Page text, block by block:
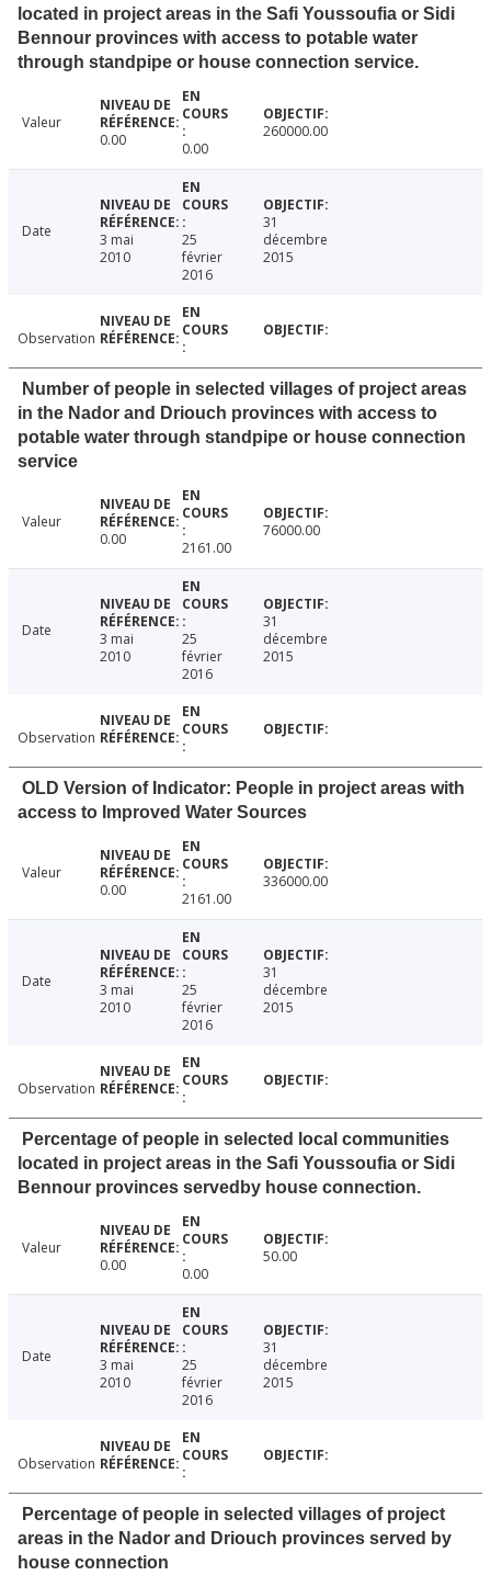
located in project areas in the Safi Youssoufia or Sidi
Bennour provinces with access to potable water
through standpipe or house connection service.
Valeur
0.00
0.00
260000.00
Date
3 mai
2010
25
février
2016
31
décembre
2015
Observation
Number of people in selected villages of project areas
in the Nador and Driouch provinces with access to
potable water through standpipe or house connection
service
Valeur
0.00
2161.00
76000.00
Date
3 mai
2010
25
février
2016
31
décembre
2015
Observation
OLD Version of Indicator: People in project areas with
access to Improved Water Sources
Valeur
0.00
2161.00
336000.00
Date
3 mai
2010
25
février
2016
31
décembre
2015
Observation
Percentage of people in selected local communities
located in project areas in the Safi Youssoufia or Sidi
Bennour provinces servedby house connection.
Valeur
0.00
0.00
50.00
Date
3 mai
2010
25
février
2016
31
décembre
2015
Observation
Percentage of people in selected villages of project
areas in the Nador and Driouch provinces served by
house connection